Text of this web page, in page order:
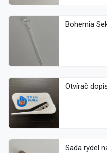
Bohemia
Otvírač
Sada rydel